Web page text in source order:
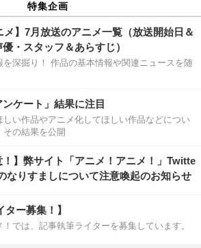
特集企画
メ】7月放送のアニメ一覧（放送開始日＆
・スタッフ＆あらすじ）
を深掘り！ 作品の基本情報や関連ニュースを随
ケート」結果に注目
しい作品やアニメ化してほしい作品などについ
の結果を公開
！】弊サイト「アニメ！アニメ！」Twitte
なりすましについて注意喚起のお知らせ
ター募集！】
では、記事執筆ライターを募集しています。